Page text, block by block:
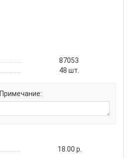
87053
48 шт.
Примечание:
18.00 р.